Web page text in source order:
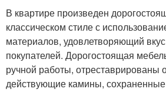
В квартире произведен
классическом стиле с
материалов, удовлетворяющий
покупателей. Дорогостоящая
ручной работы, отреставрированы
действующие камины,